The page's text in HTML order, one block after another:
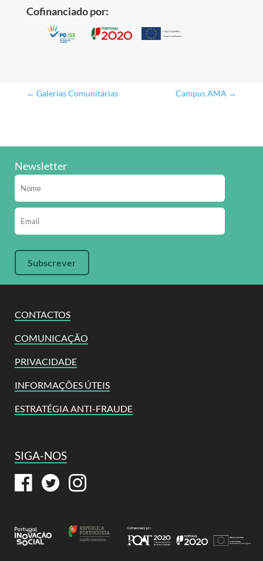
Cofinanciado por:
← Galerias Comunitárias Campus AMA →
CONTACTOS
COMUNICAÇÃO
PRIVACIDADE
INFORMAÇÕES ÚTEIS
ESTRATÉGIA ANTI-FRAUDE
SIGA-NOS
Newsletter